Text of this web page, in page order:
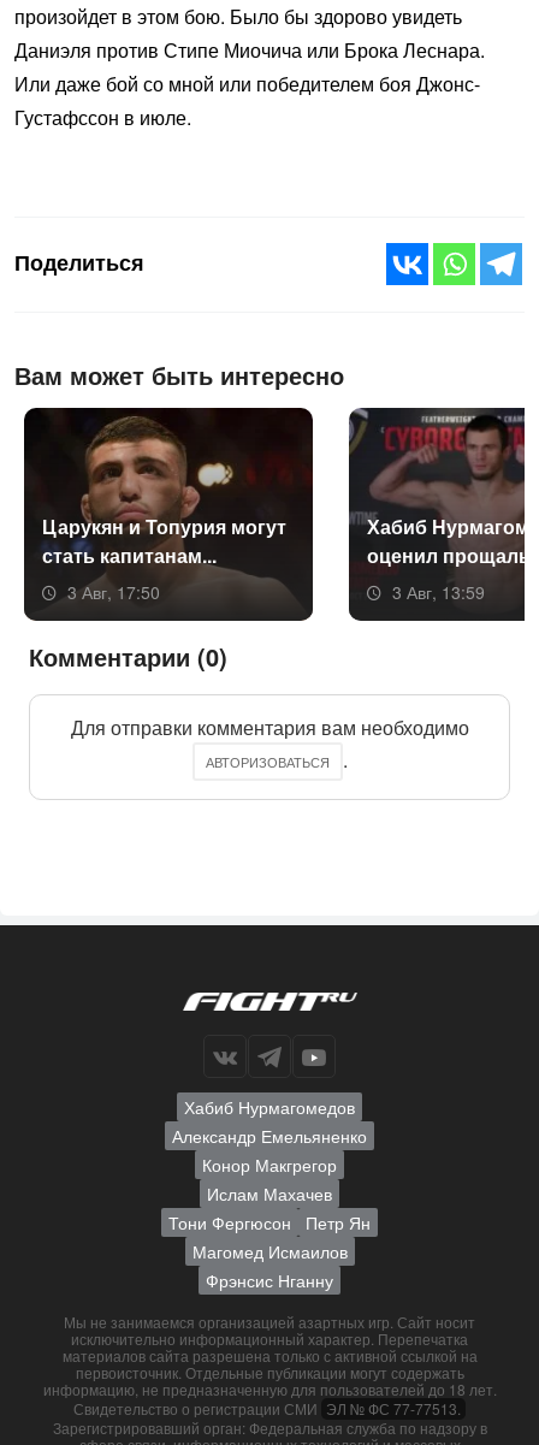
произойдет в этом бою. Было бы здорово увидеть
Даниэля против Стипе Миочича или Брока Леснара.
Или даже бой со мной или победителем боя Джонс-
Густафссон в июле.
Поделиться
Вам может быть интересно
Ца­рукян и То­пурия мо­гут
стать ка­пита­нам...
3 Авг, 17:50
Ха­биб
оце­нил
3 Авг, 13:59
Комментарии (0)
Для отправки комментария вам необходимо
АВТОРИЗОВАТЬСЯ .
Хабиб Нурмагомедов
Александр Емельяненко
Конор Макгрегор
Ислам Махачев
Тони Фергюсон
Петр Ян
Магомед Исмаилов
Фрэнсис Нганну
Мы не занимаемся организацией азартных игр. Сайт носит
исключительно информационный характер. Перепечатка
материалов сайта разрешена только с активной ссылкой на
первоисточник. Отдельные публикации могут содержать
информацию, не предназначенную для пользователей до 18 лет.
Свидетельство о регистрации СМИ ЭЛ № ФС 77-77513.
Зарегистрировавший орган: Федеральная служба по надзору в